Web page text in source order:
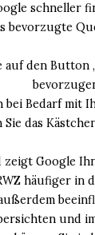
schneller
bevorzugte
auf den Button
bei Bedarf mit
das
Google
häufiger in
und